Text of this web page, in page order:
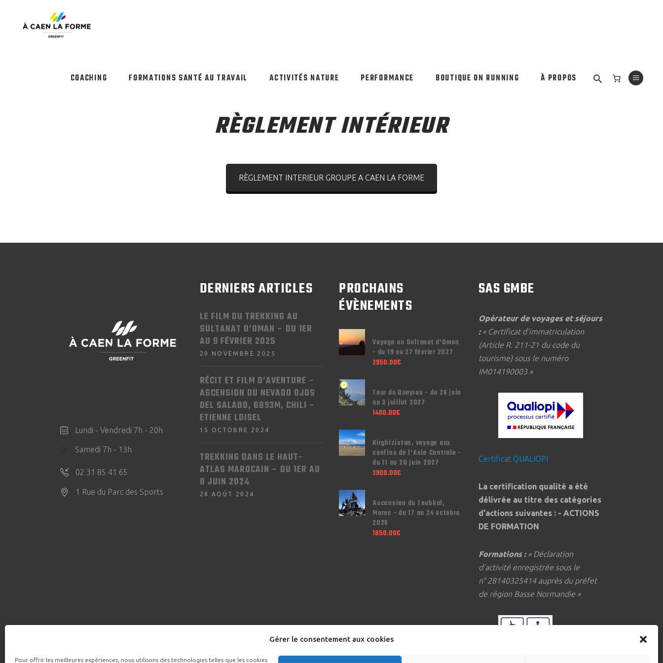
Gérer le consentement aux cookies
Pour offrir les meilleures expériences, nous utilisons des technologies telles que les cookies
COACHING FORMATIONS SANTÉ AU TRAVAIL ACTIVITÉS NATURE PERFORMANCE BOUTIQUE ON RUNNING À PROPOS
RÈGLEMENT INTÉRIEUR
RÈGLEMENT INTERIEUR GROUPE A CAEN LA FORME
Lundi - Vendredi 7h - 20h
Samedi 7h - 13h
02 31 85 41 65
1 Rue du Parc des Sports
DERNIERS ARTICLES
LE FILM DU TREKKING AU
SULTANAT D’OMAN – DU 1ER
AU 9 FÉVRIER 2025
20 NOVEMBRE 2025
RÉCIT ET FILM D’AVENTURE –
ASCENSION DU NEVADO OJOS
DEL SALADO, 6893M, CHILI –
ETIENNE LOISEL
15 OCTOBRE 2024
TREKKING DANS LE HAUT-
ATLAS MAROCAIN – DU 1ER AU
8 JUIN 2024
28 AOÛT 2024
PROCHAINS
ÉVÈNEMENTS
Voyage au Sultanat d'Oman
- du 19 au 27 février 2027
2950.00€
Tour du Queyras - du 26 juin
au 3 juillet 2027
1400.00€
Kirghizistan, voyage aux
confins de l'Asie Centrale -
du 11 au 20 juin 2027
2900.00€
Ascension du Toubkal,
Maroc - du 17 au 24 octobre
2026
1850.00€
SAS GMBE
Opérateur de voyages et séjours
: « Certificat d'immatriculation
(Article R. 211-21 du code du
tourisme) sous le numéro
IM014190003 »
Certificat QUALIOPI
La certification qualité a été
délivrée au titre des catégories
d'actions suivantes : - ACTIONS
DE FORMATION
Formations : « Déclaration
d’activité enregistrée sous le
n° 28140325414 auprès du préfet
de région Basse Normandie »